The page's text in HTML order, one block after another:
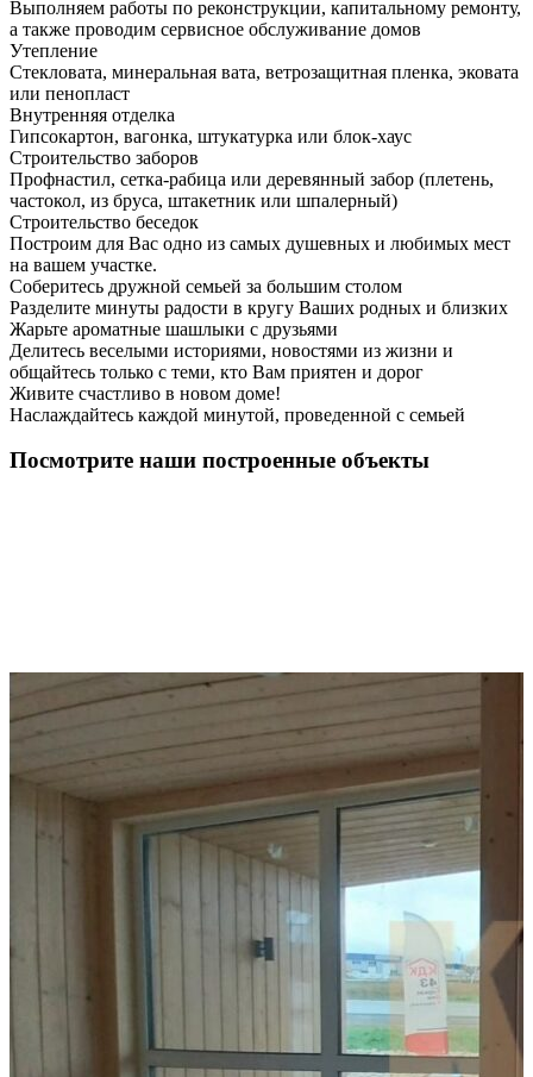
Выполняем работы по реконструкции, капитальному ремонту,
а также проводим сервисное обслуживание домов
Утепление
Стекловата, минеральная вата, ветрозащитная пленка, эковата
или пенопласт
Внутренняя отделка
Гипсокартон, вагонка, штукатурка или блок-хаус
Строительство заборов
Профнастил, сетка-рабица или деревянный забор (плетень,
частокол, из бруса, штакетник или шпалерный)
Строительство беседок
Построим для Вас одно из самых душевных и любимых мест
на вашем участке.
Соберитесь дружной семьей за большим столом
Разделите минуты радости в кругу Ваших родных и близких
Жарьте ароматные шашлыки с друзьями
Делитесь веселыми историями, новостями из жизни и
общайтесь только с теми, кто Вам приятен и дорог
Живите счастливо в новом доме!
Наслаждайтесь каждой минутой, проведенной с семьей
Посмотрите наши построенные объекты